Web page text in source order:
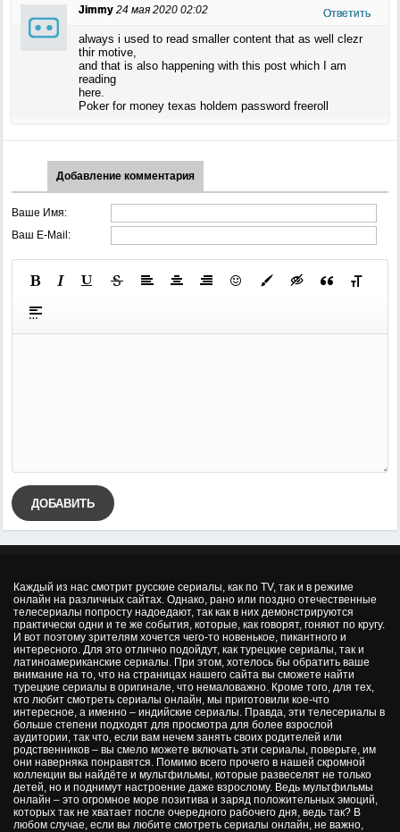
Jimmy 24 мая 2020 02:02 Ответить
always i used to read smaller content that as well clezr
thir motive,
and that is also happening with this post which I am
reading
here.
Poker for money texas holdem password freeroll
Добавление комментария
Ваше Имя:
Ваш E-Mail:
ДОБАВИТЬ
Каждый из нас смотрит русские сериалы, как по TV, так и в режиме
онлайн на различных сайтах. Однако, рано или поздно отечественные
телесериалы попросту надоедают, так как в них демонстрируются
практически одни и те же события, которые, как говорят, гоняют по кругу.
И вот поэтому зрителям хочется чего-то новенькое, пикантного и
интересного. Для это отлично подойдут, как турецкие сериалы, так и
латиноамериканские сериалы. При этом, хотелось бы обратить ваше
внимание на то, что на страницах нашего сайта вы сможете найти
турецкие сериалы в оригинале, что немаловажно. Кроме того, для тех,
кто любит смотреть сериалы онлайн, мы приготовили кое-что
интересное, а именно – индийские сериалы. Правда, эти телесериалы в
больше степени подходят для просмотра для более взрослой
аудитории, так что, если вам нечем занять своих родителей или
родственников – вы смело можете включать эти сериалы, поверьте, им
они наверняка понравятся. Помимо всего прочего в нашей скромной
коллекции вы найдёте и мультфильмы, которые развеселят не только
детей, но и поднимут настроение даже взрослому. Ведь мультфильмы
онлайн – это огромное море позитива и заряд положительных эмоций,
которых так не хватает после очередного рабочего дня, ведь так? В
любом случае, если вы любите смотреть сериалы онлайн, не важно,